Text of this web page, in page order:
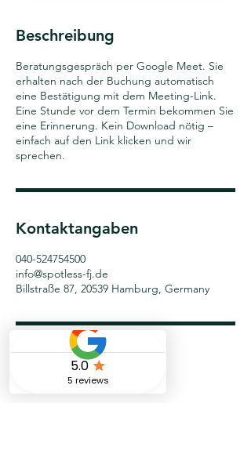
Beschreibung
Beratungsgespräch per Google Meet. Sie
erhalten nach der Buchung automatisch
eine Bestätigung mit dem Meeting-Link.
Eine Stunde vor dem Termin bekommen Sie
eine Erinnerung. Kein Download nötig –
einfach auf den Link klicken und wir
sprechen.
Kontaktangaben
040-524754500
info@spotless-fj.de
Billstraße 87, 20539 Hamburg, Germany